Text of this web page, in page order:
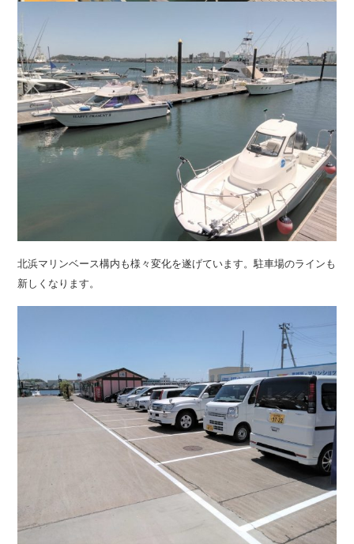
北浜マリンベース構内も様々変化を遂げています。駐車場のラインも
新しくなります。